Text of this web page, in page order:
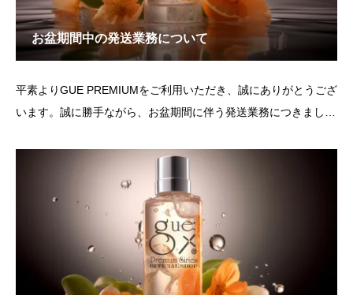
お盆期間中の発送業務について
平素よりGUE PREMIUMをご利用いただき、誠にありがとうござ
います。誠に勝手ながら、お盆期間に伴う発送業務につきまし
5日（水）12:00までのご注文分※決済完了分が対象となります。